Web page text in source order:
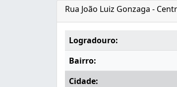
Rua João Luiz Gonzaga -
Logradouro:
Bairro:
Cidade: